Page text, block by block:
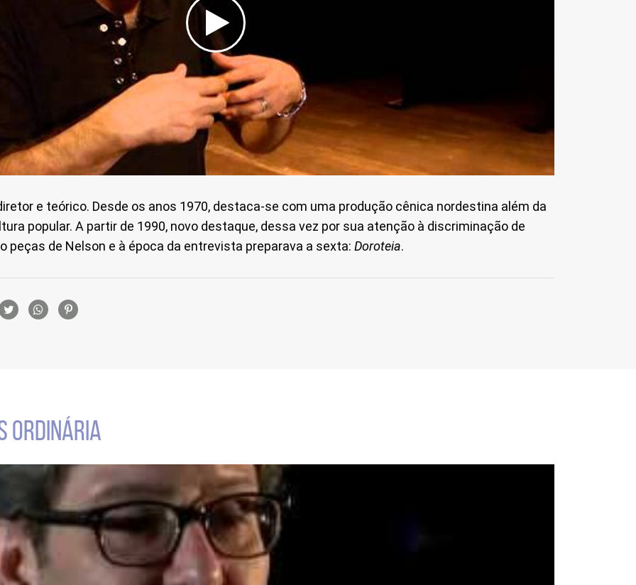
e teórico. Desde os anos 1970, destaca-se com uma produção cênica nordestina além da
popular. A partir de 1990, novo destaque, dessa vez por sua atenção à discriminação de
peças de Nelson e à época da entrevista preparava a sexta: Doroteia.
ORDINÁRIA